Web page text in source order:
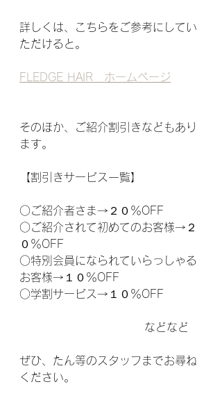
詳しくは、こちらをご参考にしてい
ただけると。
FLEDGE HAIR　ホームページ
そのほか、ご紹介割引きなどもあり
ます。
【割引きサービス一覧】
○ご紹介者さま→２０％OFF
○ご紹介されて初めてのお客様→２
０％OFF
○特別会員になられていらっしゃる
お客様→１０％OFF
○学割サービス→１０％OFF
                              などなど
ぜひ、たん等のスタッフまでお尋ね
ください。